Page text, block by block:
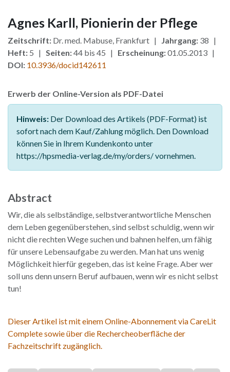
Agnes Karll, Pionierin der Pflege
Zeitschrift: Dr. med. Mabuse, Frankfurt | Jahrgang: 38 |
Heft: 5 | Seiten:44 bis 45 | Erscheinung:01.05.2013 |
DOI: 10.3936/docid142611
Erwerb der Online-Version als PDF-Datei
Hinweis: Der Download des Artikels (PDF-Format) ist
sofort nach dem Kauf/Zahlung möglich. Den Download
können Sie in Ihrem Kundenkonto unter
https://hpsmedia-verlag.de/my/orders/ vornehmen.
Abstract
Wir, die als selbständige, selbstverantwortliche Menschen
dem Leben gegenüberstehen, sind selbst schuldig, wenn wir
nicht die rechten Wege suchen und bahnen helfen, um fähig
für unsere Lebensaufgabe zu werden. Man hat uns wenig
Möglichkeit hierfür gegeben, das ist keine Frage. Aber wer
soll uns denn unsern Beruf aufbauen, wenn wir es nicht selbst
tun!
Dieser Artikel ist mit einem Online-Abonnement via CareLit
Complete sowie über die Rechercheoberfläche der
Fachzeitschrift zugänglich.